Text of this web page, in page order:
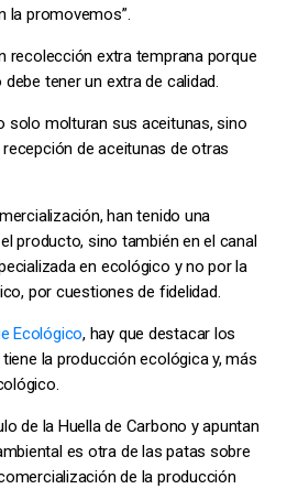
la promovemos”.
recolección extra temprana porque
tener un extra de calidad.
solo molturan sus aceitunas, sino
de aceitunas de otras
han tenido una
producto, sino también en el canal
en ecológico y no por la
por cuestiones de fidelidad.
Ecológico, hay que destacar los
la producción ecológica y, más
de la Huella de Carbono y apuntan
es otra de las patas sobre
de la producción